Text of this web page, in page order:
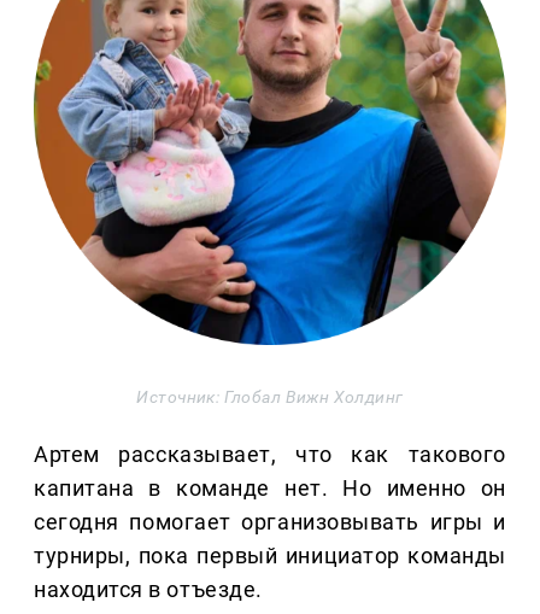
Источник: Глобал Вижн Холдинг
Артем рассказывает, что как такового
капитана в команде нет. Но именно он
сегодня помогает организовывать игры и
турниры, пока первый инициатор команды
находится в отъезде.